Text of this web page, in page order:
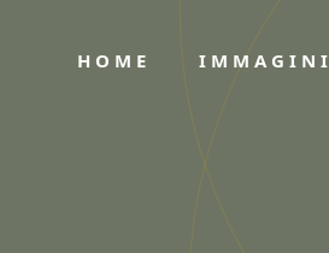
HOME IMMAGINI